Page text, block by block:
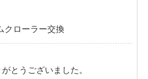
クローラー交換
とうございました。